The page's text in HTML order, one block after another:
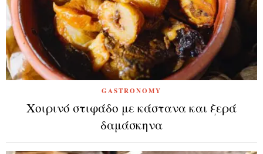
GASTRONOMY
Χοιρινό στιφάδο με κάστανα και ξερά
δαμάσκηνα